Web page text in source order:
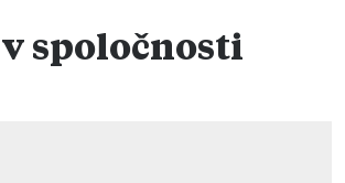
spoločnosti